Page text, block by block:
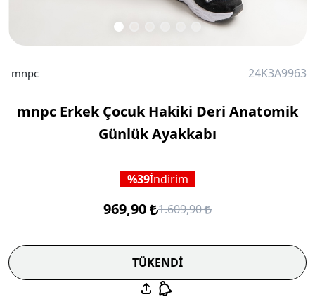
mnpc 24K3A9963
mnpc Erkek Çocuk Hakiki Deri Anatomik
Günlük Ayakkabı
39İndirim
969,90 1.609,90
TÜKENDİ